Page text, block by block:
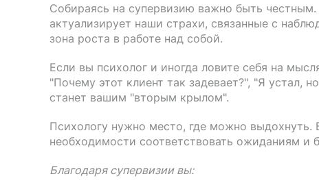
Собираясь на супервизию важно быть
актуализирует наши страхи, связанные с
зона роста в работе над собой.
Если вы психолог и иногда ловите себя на
"Почему этот клиент так задевает?", "Я устал,
станет вашим "вторым крылом".
Психологу нужно место, где можно выдохнуть.
необходимости соответствовать ожиданиям
Благодаря супервизии вы: